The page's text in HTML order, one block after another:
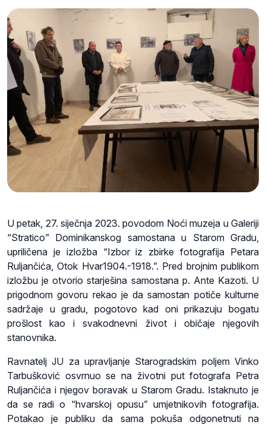
U petak, 27. siječnja 2023. povodom Noći muzeja u Galeriji
“Stratico” Dominikanskog samostana u Starom Gradu,
upriličena je izložba “Izbor iz zbirke fotografija Petara
Ruljančića, Otok Hvar1904.-1918.”. Pred brojnim publikom
izložbu je otvorio starješina samostana p. Ante Kazoti. U
prigodnom govoru rekao je da samostan potiče kulturne
sadržaje u gradu, pogotovo kad oni prikazuju bogatu
prošlost kao i svakodnevni život i običaje njegovih
stanovnika.
Ravnatelj JU za upravljanje Starogradskim poljem Vinko
Tarbušković osvrnuo se na životni put fotografa Petra
Ruljančića i njegov boravak u Starom Gradu. Istaknuto je
da se radi o “hvarskoj opusu” umjetnikovih fotografija.
Potakao je publiku da sama pokuša odgonetnuti na